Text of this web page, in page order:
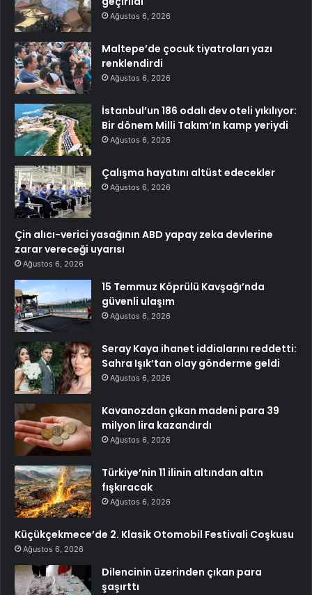
Ağustos 6, 2026
Maltepe’de çocuk tiyatroları yazı
renklendirdi
Ağustos 6, 2026
İstanbul’un 186 odalı dev oteli yıkılıyor:
Bir dönem Milli Takım’ın kamp yeriydi
Ağustos 6, 2026
Çalışma hayatını altüst edecekler
Ağustos 6, 2026
Çin alıcı-verici yasağının ABD yapay zeka devlerine
zarar vereceği uyarısı
Ağustos 6, 2026
15 Temmuz Köprülü Kavşağı’nda
güvenli ulaşım
Ağustos 6, 2026
Seray Kaya ihanet iddialarını reddetti:
Sahra Işık’tan olay gönderme geldi
Ağustos 6, 2026
Kavanozdan çıkan madeni para 39
milyon lira kazandırdı
Ağustos 6, 2026
Türkiye’nin 11 ilinin altından altın
fışkıracak
Ağustos 6, 2026
Küçükçekmece’de 2. Klasik Otomobil Festivali Coşkusu
Ağustos 6, 2026
Dilencinin üzerinden çıkan para
şaşırttı